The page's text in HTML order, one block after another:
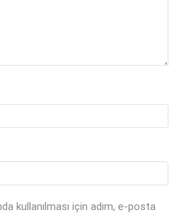
kullanılması için adım, e-posta